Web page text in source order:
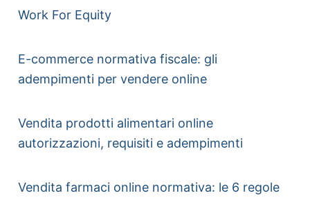
Work For Equity
E-commerce normativa fiscale: gli
adempimenti per vendere online
Vendita prodotti alimentari online
autorizzazioni, requisiti e adempimenti
Vendita farmaci online normativa: le 6 regole